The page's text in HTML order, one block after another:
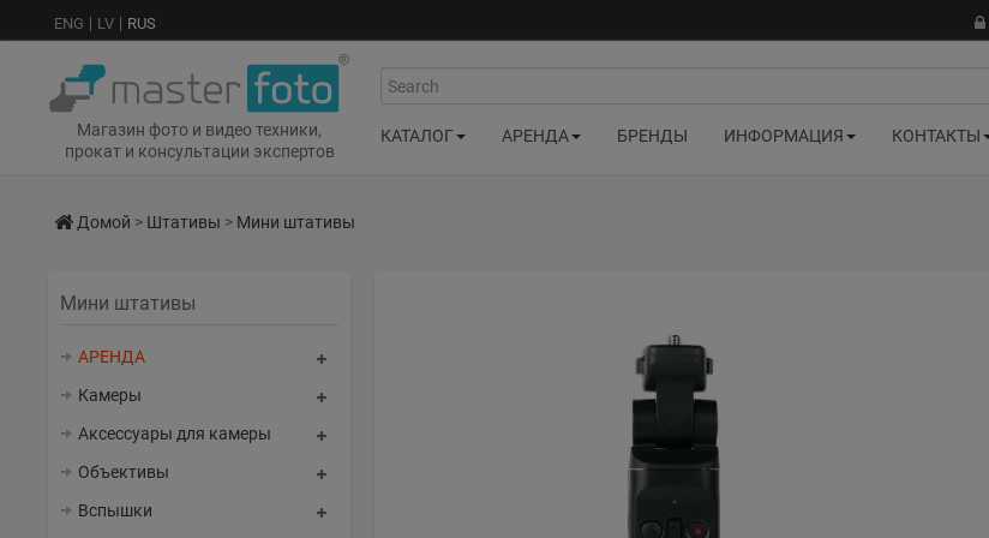
ENG LV RUS
Магазин фото и видео техники,
прокат и консультации экспертов
Search
КАТАЛОГ АРЕНДА БРЕНДЫ ИНФОРМАЦИЯ КОНТАКТЫ
Домой > Штативы > Мини штативы
Мини штативы
АРЕНДА
Камеры
Аксессуары для камеры
Объективы
Вспышки